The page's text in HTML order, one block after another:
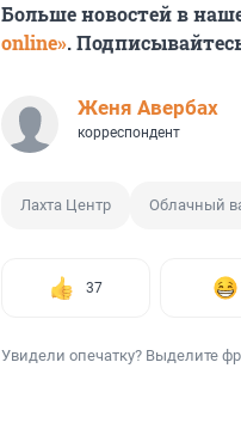
Больше новостей в
online».
Женя Авербах
корреспондент
Лахта Центр Облачный
37
Увидели опечатку? Выделите